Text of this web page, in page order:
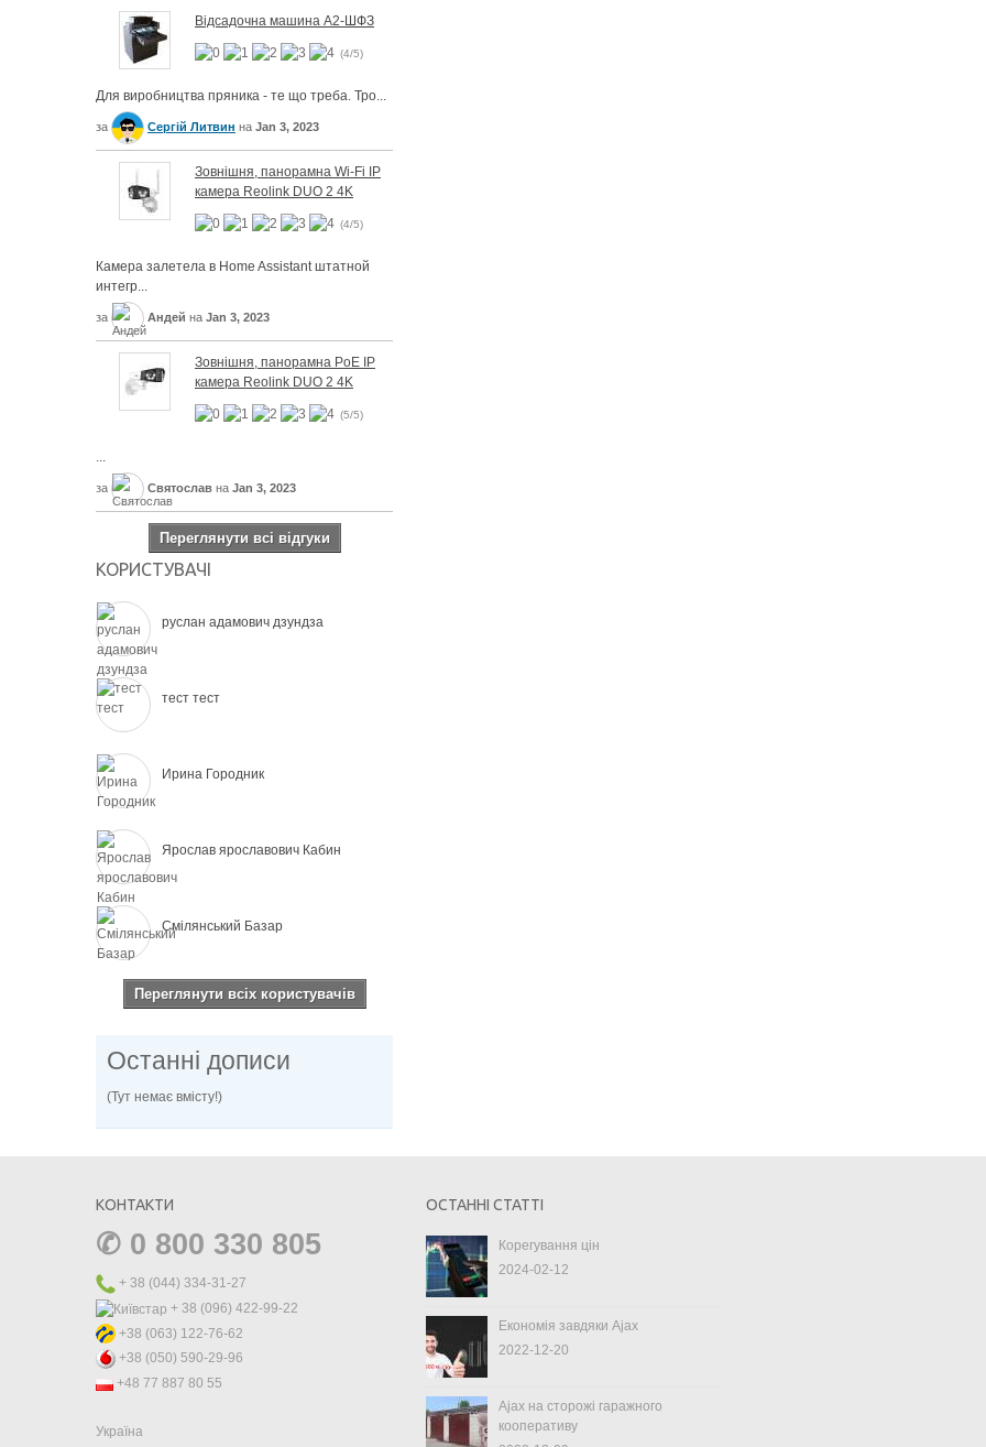
Відсадочна машина А2-ШФЗ
(4/5)
Для виробництва пряника - те що треба. Тро...
за Сергій Литвин на Jan 3, 2023
Зовнішня, панорамна Wi-Fi IP
камера Reolink DUO 2 4K
(4/5)
Камера залетела в Home Assistant штатной
интегр...
за Андей на Jan 3, 2023
Зовнішня, панорамна PoE IP
камера Reolink DUO 2 4K
(5/5)
...
за Святослав на Jan 3, 2023
Переглянути всі відгуки
КОРИСТУВАЧІ
руслан адамович дзундза
тест тест
Ирина Городник
Ярослав ярославович Кабин
Смілянський Базар
Переглянути всіх користувачів
Останні дописи
(Тут немає вмісту!)
КОНТАКТИ
✆ 0 800 330 805
+ 38 (044) 334-31-27
+ 38 (096) 422-99-22
+38 (063) 122-76-62
+38 (050) 590-29-96
+48 77 887 80 55
Україна
ОСТАННІ СТАТТІ
Корегування цін
2024-02-12
Економія завдяки Ajax
2022-12-20
Ajax на сторожі гаражного
кооперативу